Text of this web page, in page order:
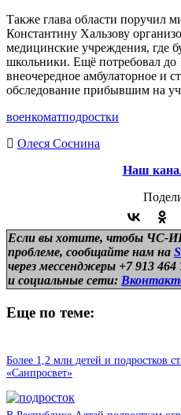
Также глава области поручил
Константину Хальзову
медицинские учреждения, где
школьники. Ещё потребовал до
внеочередное амбулаторное и
обследование прибывшим на
военкоматподростки
Олеся Соснина
Наш
Если вы хотите, чтобы ЧС-
проблеме, сообщайте нам на
через мессенджеры +7 913
и социальные сети:
Еще по теме:
Более 1,2 млн детей и подростков
«Санпросвет»